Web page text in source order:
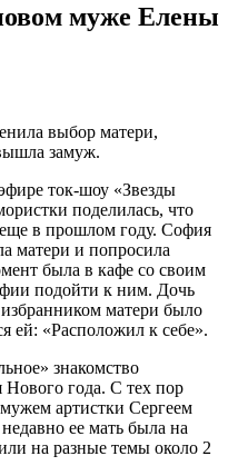
муже Елены
выбор матери,
замуж.
ток-шоу «Звезды
поделилась, что
еще в прошлом году. София
матери и попросила
была в кафе со своим
подойти к ним. Дочь
матери было
ей: «Расположил к себе».
знакомство
Нового года. С тех пор
артистки Сергеем
ее мать была на
на разные темы около 2